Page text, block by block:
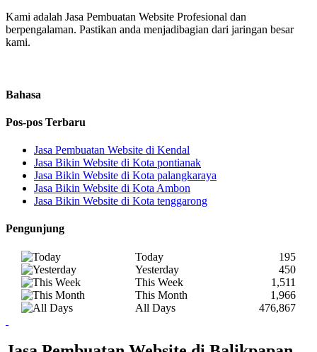
Kami adalah Jasa Pembuatan Website Profesional dan
berpengalaman. Pastikan anda menjadibagian dari jaringan besar
kami.
Bahasa
Pos-pos Terbaru
Jasa Pembuatan Website di Kendal
Jasa Bikin Website di Kota pontianak
Jasa Bikin Website di Kota palangkaraya
Jasa Bikin Website di Kota Ambon
Jasa Bikin Website di Kota tenggarong
Pengunjung
Today
195
Yesterday
450
This Week
1,511
This Month
1,966
All Days
476,867